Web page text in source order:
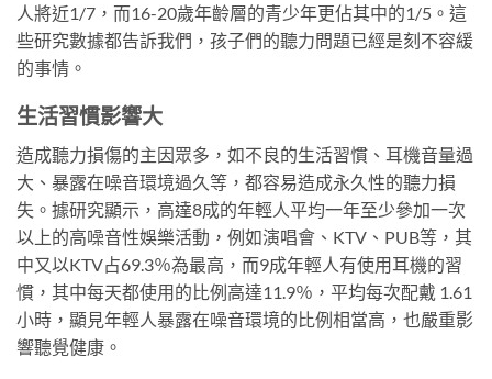
人將近1/7，而16-20歲年齡層的青少年更佔其中的1/5。這
些研究數據都告訴我們，孩子們的聽力問題已經是刻不容緩
的事情。
生活習慣影響大
造成聽力損傷的主因眾多，如不良的生活習慣、耳機音量過
大、暴露在噪音環境過久等，都容易造成永久性的聽力損
失。據研究顯示，高達8成的年輕人平均一年至少參加一次
以上的高噪音性娛樂活動，例如演唱會、KTV、PUB等，其
中又以KTV占69.3％為最高，而9成年輕人有使用耳機的習
慣，其中每天都使用的比例高達11.9％，平均每次配戴 1.61
小時，顯見年輕人暴露在噪音環境的比例相當高，也嚴重影
響聽覺健康。